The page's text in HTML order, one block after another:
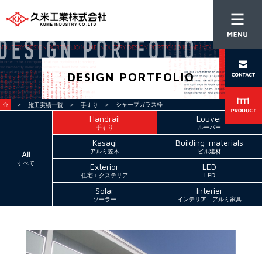
DESIGN PORTFOLIO
＞ 施工実績一覧 ＞ 手すり ＞ シャープガラス枠
All
すべて
Handrail
手すり
Louver
ルーバー
Kasagi
アルミ笠木
Building-materials
ビル建材
Exterior
住宅エクステリア
LED
LED
Solar
ソーラー
Interier
インテリア アルミ家具